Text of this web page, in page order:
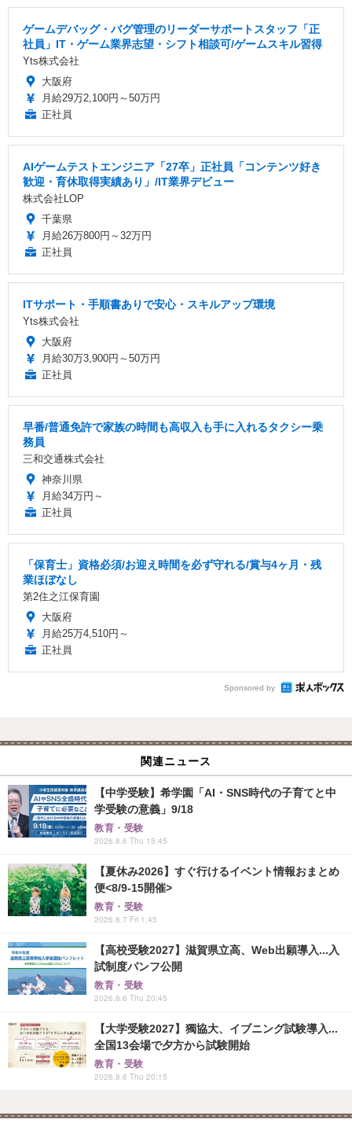
ゲームデバッグ・バグ管理のリーダーサポートスタッフ「正
社員」IT・ゲーム業界志望・シフト相談可/ゲームスキル習得
Yts株式会社
大阪府
月給29万2,100円～50万円
正社員
AIゲームテストエンジニア「27卒」正社員「コンテンツ好き
歓迎・育休取得実績あり」/IT業界デビュー
株式会社LOP
千葉県
月給26万800円～32万円
正社員
ITサポート・手順書ありで安心・スキルアップ環境
Yts株式会社
大阪府
月給30万3,900円～50万円
正社員
早番/普通免許で家族の時間も高収入も手に入れるタクシー乗
務員
三和交通株式会社
神奈川県
月給34万円～
正社員
「保育士」資格必須/お迎え時間を必ず守れる/賞与4ヶ月・残
業ほぼなし
第2住之江保育園
大阪府
月給25万4,510円～
正社員
Sponsored by
関連ニュース
【中学受験】希学園「AI・SNS時代の子育てと中
学受験の意義」9/18
教育・受験
2026.8.6 Thu 15:45
【夏休み2026】すぐ行けるイベント情報おまとめ
便<8/9-15開催>
教育・受験
2026.8.7 Fri 1:45
【高校受験2027】滋賀県立高、Web出願導入...入
試制度パンフ公開
教育・受験
2026.8.6 Thu 20:45
【大学受験2027】獨協大、イブニング試験導入...
全国13会場で夕方から試験開始
教育・受験
2026.8.6 Thu 20:15